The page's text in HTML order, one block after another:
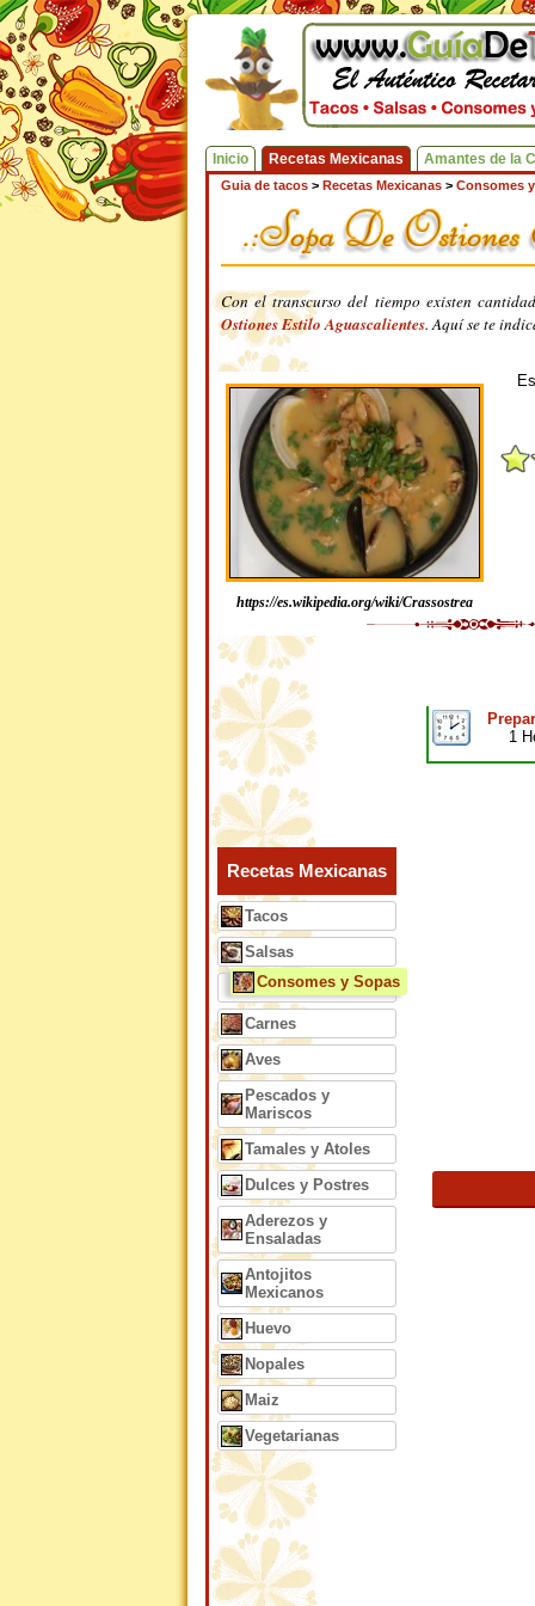
Inicio Recetas Mexicanas Amantes de la
Guia de tacos > Recetas Mexicanas > Consomes
Con el transcurso del tiempo existen
Ostiones Estilo Aguascalientes. Aquí se te
https://es.wikipedia.org/wiki/Crassostrea
1
Recetas Mexicanas
Tacos
Salsas
Consomes y Sopas
Carnes
Aves
Pescados y
Mariscos
Tamales y Atoles
Dulces y Postres
Aderezos y
Ensaladas
Antojitos
Mexicanos
Huevo
Nopales
Maiz
Vegetarianas